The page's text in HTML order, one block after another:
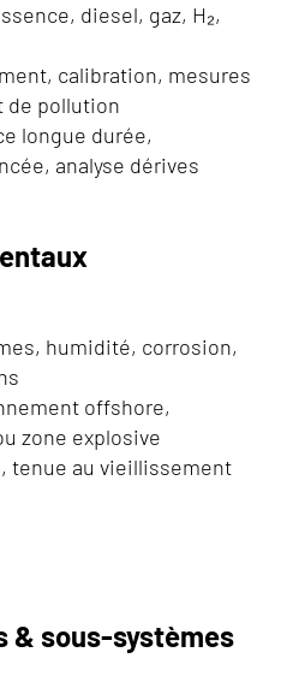
diesel, gaz, H₂,
calibration, mesures
de pollution
longue durée,
analyse dérives
humidité, corrosion,
offshore,
zone explosive
tenue au vieillissement
& sous-systèmes